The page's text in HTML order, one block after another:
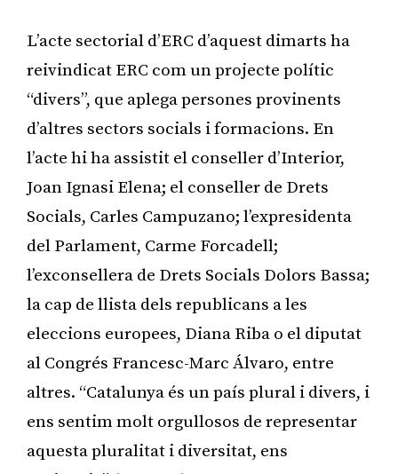
L’acte sectorial d’ERC d’aquest dimarts ha
reivindicat ERC com un projecte polític
“divers”, que aplega persones provinents
d’altres sectors socials i formacions. En
l’acte hi ha assistit el conseller d’Interior,
Joan Ignasi Elena; el conseller de Drets
Socials, Carles Campuzano; l’expresidenta
del Parlament, Carme Forcadell;
l’exconsellera de Drets Socials Dolors Bassa;
la cap de llista dels republicans a les
eleccions europees, Diana Riba o el diputat
al Congrés Francesc-Marc Álvaro, entre
altres. “Catalunya és un país plural i divers, i
ens sentim molt orgullosos de representar
aquesta pluralitat i diversitat, ens